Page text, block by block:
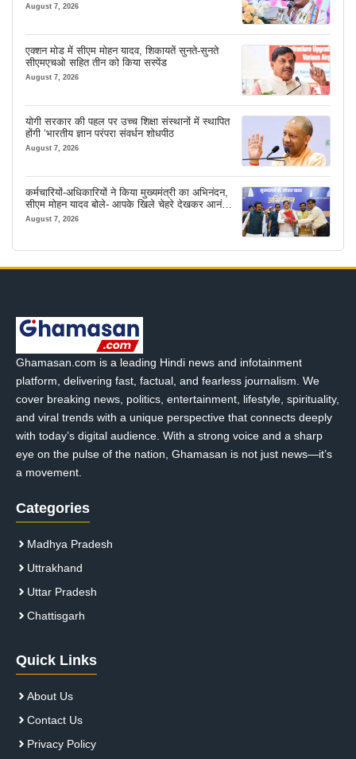
August 7, 2026
एक्शन मोड में सीएम मोहन यादव, शिकायतें सुनते-सुनते
सीएमएचओ सहित तीन को किया सस्पेंड
August 7, 2026
योगी सरकार की पहल पर उच्च शिक्षा संस्थानों में स्थापित
होंगी ‘भारतीय ज्ञान परंपरा संवर्धन शोधपीठ
August 7, 2026
कर्मचारियों-अधिकारियों ने किया मुख्यमंत्री का अभिनंदन,
सीएम मोहन यादव बोले- आपके खिले चेहरे देखकर आनंद
आता है
August 7, 2026
Ghamasan.com is a leading Hindi news and infotainment
platform, delivering fast, factual, and fearless journalism. We
cover breaking news, politics, entertainment, lifestyle, spirituality,
and viral trends with a unique perspective that connects deeply
with today’s digital audience. With a strong voice and a sharp
eye on the pulse of the nation, Ghamasan is not just news—it’s
a movement.
Categories
Madhya Pradesh
Uttrakhand
Uttar Pradesh
Chattisgarh
Quick Links
About Us
Contact Us
Privacy Policy